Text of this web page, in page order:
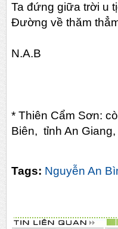
Ta đứng giữa trời u
Đường về thăm
N.A.B
* Thiên Cẩm Sơn:
Biên, tỉnh An
Tags: Nguyễn An